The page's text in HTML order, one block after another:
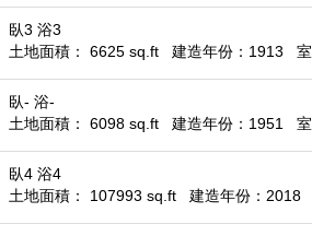
臥3 浴3
土地面積： 6625 sq.ft
建造年份：1913
臥- 浴-
土地面積： 6098 sq.ft
建造年份：1951
臥4 浴4
土地面積： 107993 sq.ft
建造年份：2018